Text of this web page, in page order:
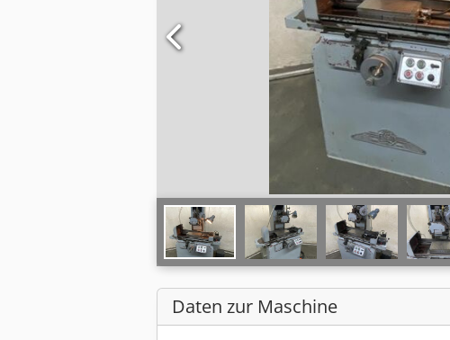
Daten zur Maschine